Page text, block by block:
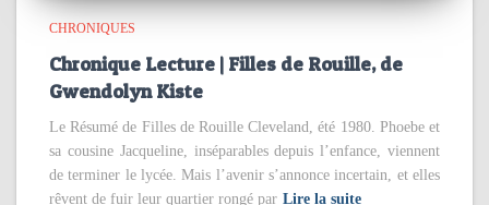
CHRONIQUES
Chronique Lecture | Filles de Rouille, de
Gwendolyn Kiste
Le Résumé de Filles de Rouille Cleveland, été 1980. Phoebe et
sa cousine Jacqueline, inséparables depuis l’enfance, viennent
de terminer le lycée. Mais l’avenir s’annonce incertain, et elles
rêvent de fuir leur quartier rongé par Lire la suite